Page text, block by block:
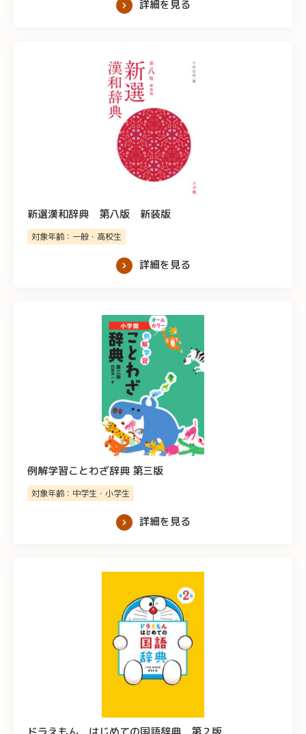
詳細を見る
新選漢和辞典 第八版 新装版
対象年齢：一般・高校生
詳細を見る
例解学習ことわざ辞典 第三版
対象年齢：中学生・小学生
詳細を見る